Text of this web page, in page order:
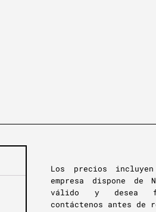
Los precios
empresa dispone de
válido y desea
contáctenos antes